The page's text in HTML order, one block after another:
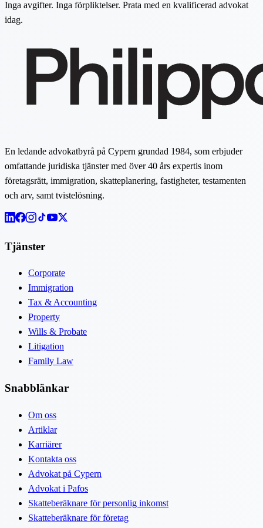
Inga avgifter. Inga förpliktelser. Prata med en kvalificerad advokat
idag.
En ledande advokatbyrå på Cypern grundad 1984, som erbjuder
omfattande juridiska tjänster med över 40 års expertis inom
företagsrätt, immigration, skatteplanering, fastigheter, testamenten
och arv, samt tvistelösning.
Tjänster
Corporate
Immigration
Tax & Accounting
Property
Wills & Probate
Litigation
Family Law
Snabblänkar
Om oss
Artiklar
Karriärer
Kontakta oss
Advokat på Cypern
Advokat i Pafos
Skatteberäknare för personlig inkomst
Skatteberäknare för företag